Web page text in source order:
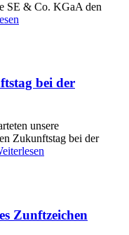
SE & Co. KGaA den
bei der
unsere
Zukunftstag bei der
Zunftzeichen